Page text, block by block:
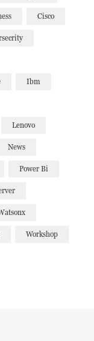
Cisco
Ibm
Lenovo
News
Power Bi
Workshop